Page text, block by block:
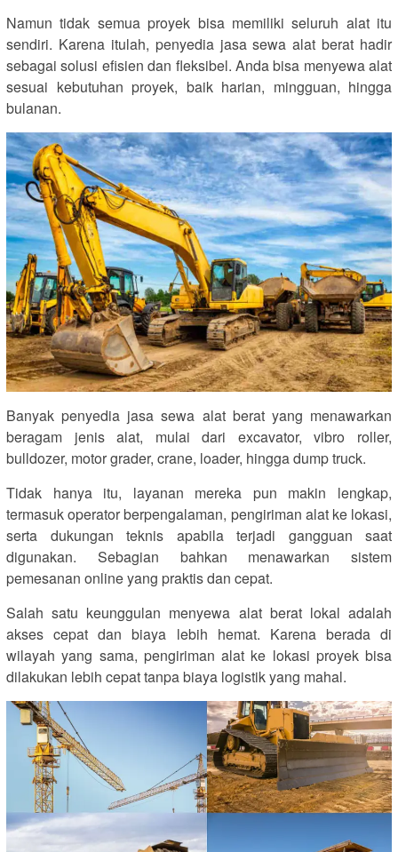
Namun tidak semua proyek bisa memiliki seluruh alat itu
sendiri. Karena itulah, penyedia jasa sewa alat berat hadir
sebagai solusi efisien dan fleksibel. Anda bisa menyewa alat
sesuai kebutuhan proyek, baik harian, mingguan, hingga
bulanan.
Banyak penyedia jasa sewa alat berat yang menawarkan
beragam jenis alat, mulai dari excavator, vibro roller,
bulldozer, motor grader, crane, loader, hingga dump truck.
Tidak hanya itu, layanan mereka pun makin lengkap,
termasuk operator berpengalaman, pengiriman alat ke lokasi,
serta dukungan teknis apabila terjadi gangguan saat
digunakan. Sebagian bahkan menawarkan sistem
pemesanan online yang praktis dan cepat.
Salah satu keunggulan menyewa alat berat lokal adalah
akses cepat dan biaya lebih hemat. Karena berada di
wilayah yang sama, pengiriman alat ke lokasi proyek bisa
dilakukan lebih cepat tanpa biaya logistik yang mahal.